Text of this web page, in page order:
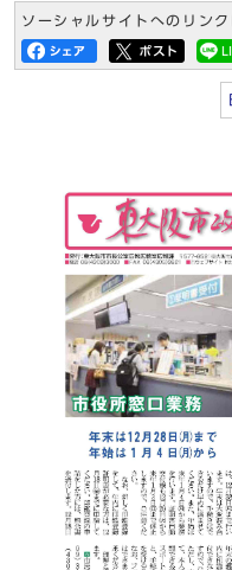
ソーシャルサイトへのリン